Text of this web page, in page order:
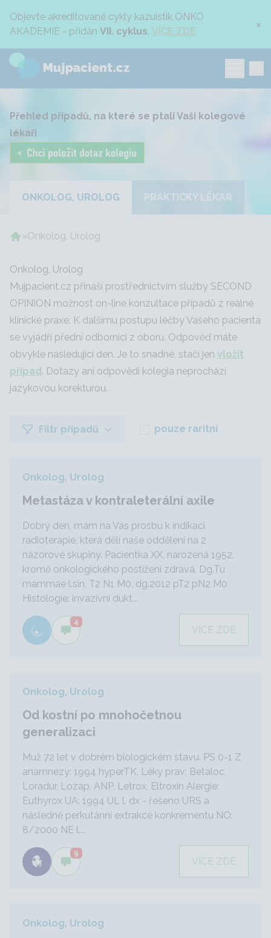
Objevte akreditované cykly kazuistik ONKO
AKADEMIE - přidán VII. cyklus. VÍCE ZDE ×
Přehled případů, na které se ptali Vaši kolegové
lékaři
ONKOLOG, UROLOG PRAKTICKÝ LÉKAŘ
»Onkolog, Urolog
Onkolog, Urolog
Mujpacient.cz přináší prostřednictvím služby SECOND
OPINION možnost on-line konzultace případů z reálné
klinické praxe. K dalšímu postupu léčby Vašeho pacienta
se vyjádří přední odborníci z oboru. Odpověď máte
obvykle následující den. Je to snadné, stačí jen vložit
případ. Dotazy ani odpovědi kolegia neprochází
jazykovou korekturou.
Filtr případů pouze raritní
Onkolog, Urolog
Metastáza v kontraleterální axile
Dobrý den, mám na Vás prosbu k indikaci
radioterapie, která dělí naše oddělení na 2
názorové skupiny. Pacientka XX, narozená 1952,
kromě onkologického postižení zdravá. Dg.Tu
mammae l.sin, T2 N1 M0, dg.2012 pT2 pN2 M0
Histologie: invazivní dukt...
4
VÍCE ZDE
Onkolog, Urolog
Od kostní po mnohočetnou
generalizaci
Muž 72 let v dobrém biologickém stavu. PS 0-1 Z
anamnézy: 1994 hyperTK, Léky prav: Betaloc,
Loradur, Lozap, ANP, Letrox, Eltroxin Alergie:
Euthyrox UA: 1994 UL l. dx - řešeno URS a
následně perkutánní extrakce konkrementu NO:
8/2000 NE l....
9
VÍCE ZDE
Onkolog, Urolog